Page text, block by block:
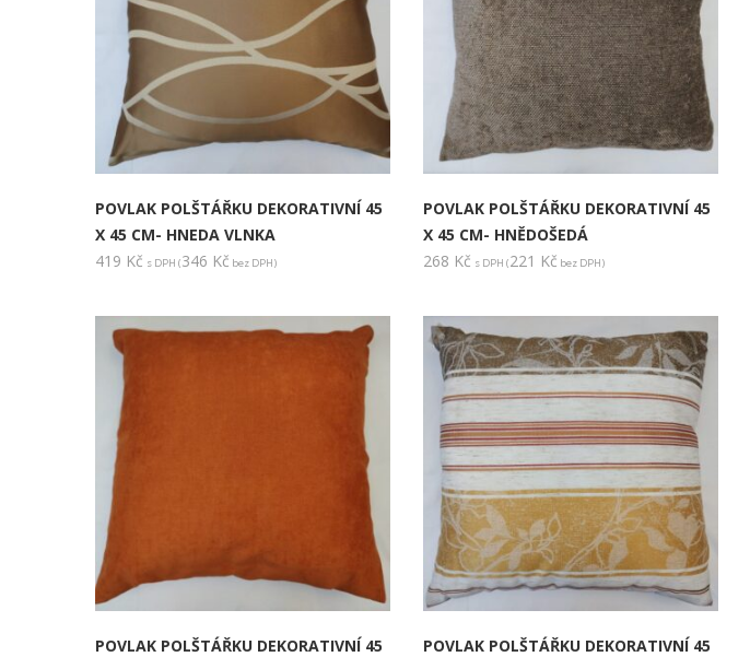
POVLAK POLŠTÁŘKU DEKORATIVNÍ 45
X 45 CM- HNEDA VLNKA
419 Kč s DPH (346 Kč bez DPH)
POVLAK POLŠTÁŘKU DEKORATIVNÍ 45
X 45 CM- HNĚDOŠEDÁ
268 Kč s DPH (221 Kč bez DPH)
POVLAK POLŠTÁŘKU DEKORATIVNÍ 45
POVLAK POLŠTÁŘKU DEKORATIVNÍ 45